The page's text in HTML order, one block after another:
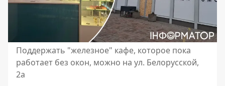
Поддержать "железное" кафе, которое пока
работает без окон, можно на ул. Белорусской,
2а